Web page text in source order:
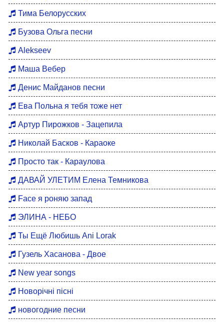
Тима Белорусских
Бузова Ольга песни
Alekseev
Маша Вебер
Денис Майданов песни
Ева Польна я тебя тоже нет
Артур Пирожков - Зацепила
Николай Басков - Караоке
Просто так - Караулова
ДАВАЙ УЛЕТИМ Елена Темникова
Face я роняю запад
ЭЛИНА - НЕБО
Ты Ещё Любишь Ani Lorak
Гузель Хасанова - Двое
New year songs
Новорічні пісні
новогодние песни